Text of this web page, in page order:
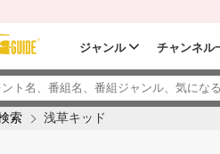
ジャンル チャンネル
索 浅草キッド